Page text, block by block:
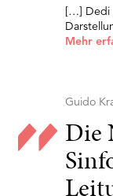
[…] Dedi
Mehr
Guido
Die